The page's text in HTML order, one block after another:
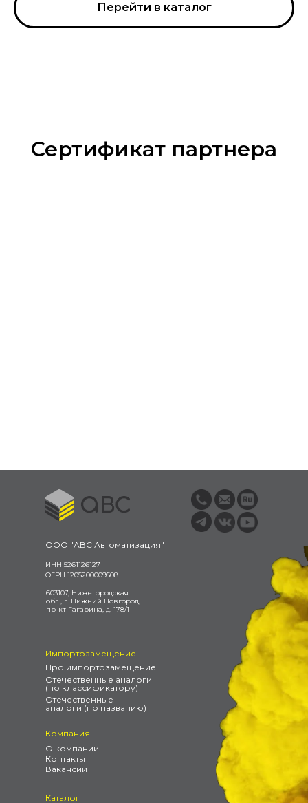
Перейти в каталог
Сертификат партнера
ИНН 5261126127
ОГРН 1205200009508
ООО "АВС Автоматизация"
603107, Нижегородская
обл., г. Нижний Новгород,
пр-кт Гагарина, д. 178/1
Каталог
Отечественные
аналоги (по названию)
Про импортозамещение
Импортозамещение
Отечественные аналоги
(по классификатору)
Контакты
О компании
Компания
Вакансии